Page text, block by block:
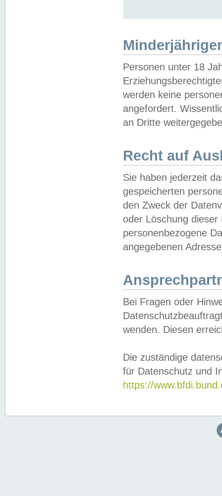
Personen unter 18
werden keine
angefordert.
an Dritte
Recht auf
Sie haben jederzeit
gespeicherten
den Zweck der
oder Löschung
personenbezogene
angegebenen
Bei Fragen oder
wenden. Diesen
Die zuständige
für Datenschutz und
https://